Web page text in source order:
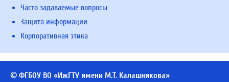
Часто задаваемые вопросы
Защита информации
Корпоративная этика
© ФГБОУ ВО «ИжГТУ имени М.Т. Калашникова»